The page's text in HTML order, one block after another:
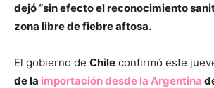
dejó “sin efecto el reconocimiento
zona libre de fiebre aftosa.
El gobierno de Chile confirmó este
de la importación desde la Argentina